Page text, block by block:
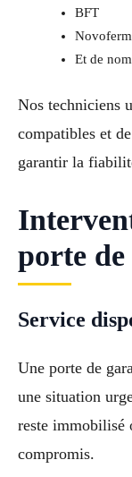
BFT
Novoferm
Et de
Nos techniciens
compatibles et
garantir la
porte
Service
Une porte de
une situation
reste immobilisé
compromis.